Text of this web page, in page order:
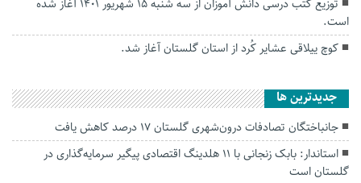
توزیع کتب درسی دانش آموزان از سه شنبه ۱۵ شهریور ۱۴۰۱ آغاز شده
است.
کوچ ییلاقی عشایر کُرد از استان گلستان آغاز شد.
جديدترين ها
جانباختگان تصادفات درون‌شهری گلستان ۱۷ درصد کاهش یافت
استاندار: بابک زنجانی با ۱۱ هلدینگ اقتصادی پیگیر سرمایه‌گذاری در
گلستان است